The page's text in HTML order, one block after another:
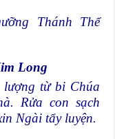
Thánh Thể
Long
lượng từ bi Chúa
Rửa con sạch
Ngài tẩy luyện.